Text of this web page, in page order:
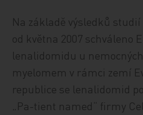
Na základě výsledků studií
od května 2007 schváleno
lenalidomidu u
myelomem v rámci zemí
republice se lenalidomid
„Pa-tient named“ firmy